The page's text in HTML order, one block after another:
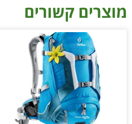
מוצרים קשורים